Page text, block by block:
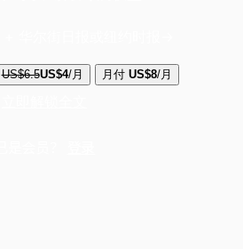
US$6.5US$4/月 月付 US$8/月